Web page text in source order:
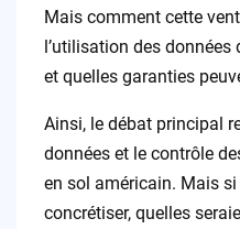
Mais comment cette
l’utilisation des
et quelles garanties
Ainsi, le débat principal
données et le contrôle
en sol américain. Mais
concrétiser, quelles